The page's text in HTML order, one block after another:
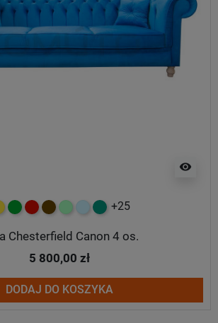
visibility
zielonyczerwony
czekoladowy
miętowybłękitny
turkusowy
+25
Chesterfield Canon 4 os.
5 800,00 zł
DODAJ DO KOSZYKA